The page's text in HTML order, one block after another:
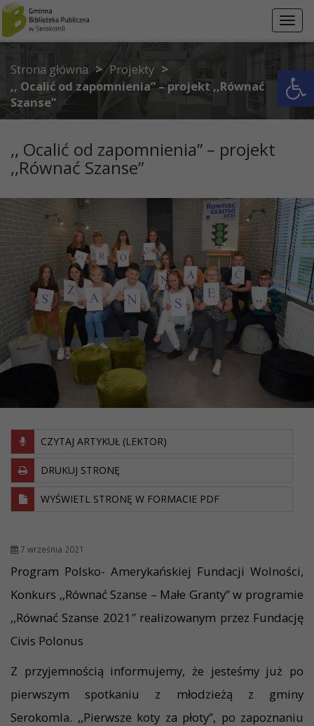
Strona główna > Projekty >
,, Ocalić od zapomnienia” – projekt ,,Równać
Szanse”
,, Ocalić od zapomnienia” – projekt
,,Równać Szanse”
CZYTAJ ARTYKUŁ (LEKTOR)
DRUKUJ STRONĘ
WYŚWIETL STRONĘ W FORMACIE PDF
7 września 2021
Program Polsko- Amerykańskiej Fundacji Wolności,
Konkurs ,,Równać Szanse – Małe Granty” w programie
,,Równać Szanse 2021″ realizowanym przez Fundację
Civis Polonus
Z przyjemnością informujemy, że jesteśmy już po
pierwszym spotkaniu z młodzieżą z gminy
Serokomla. ,,Pierwsze koty za płoty”, po zapoznaniu